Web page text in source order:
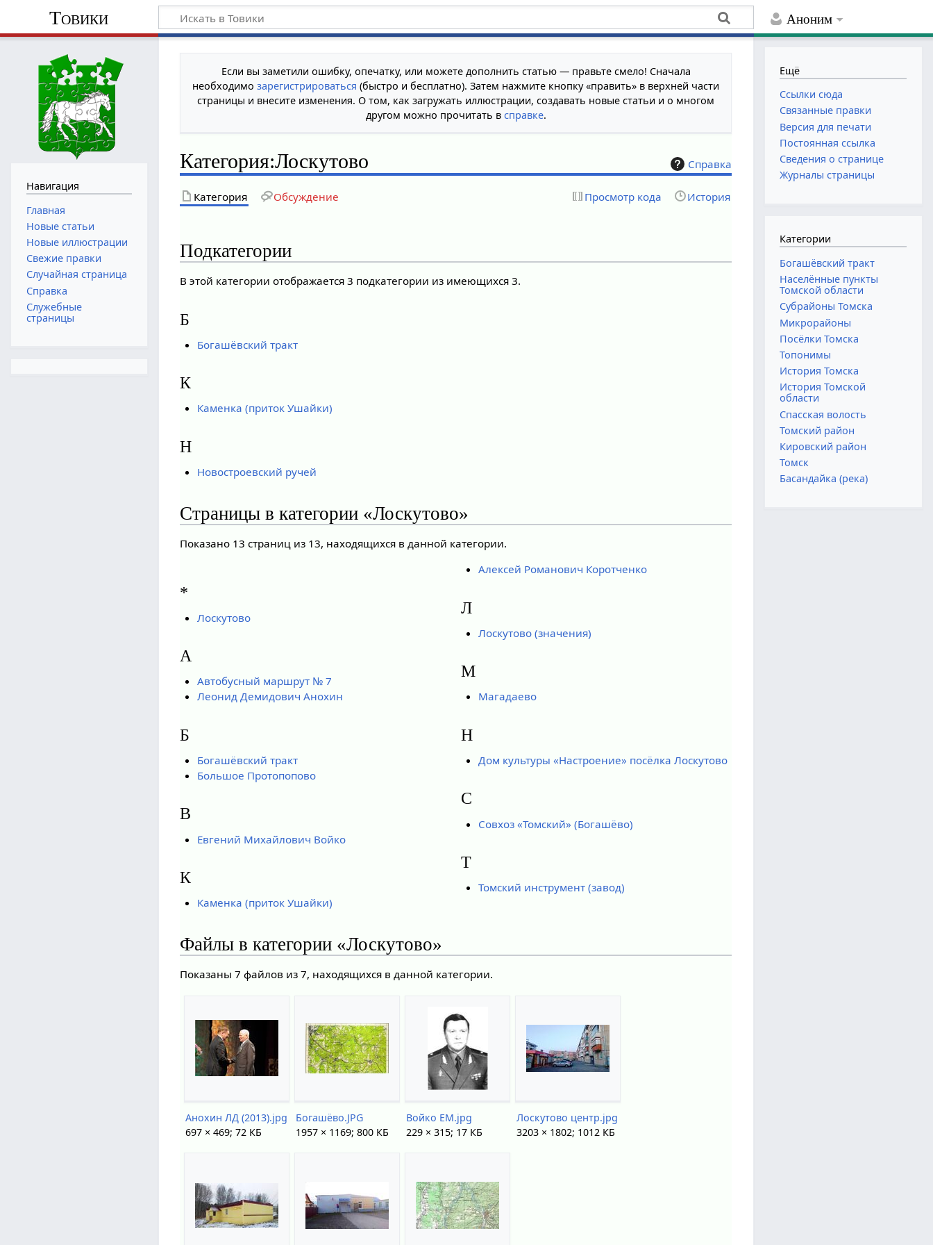
Аноним
Товики
Если вы заметили ошибку, опечатку, или можете дополнить статью — правьте смело! Сначала
необходимозарегистрироваться (быстро и бесплатно). Затем нажмите кнопку «править» в верхней части
страницы и внесите изменения. О том, как загружать иллюстрации, создавать новые статьи и о многом
другом можно прочитать в справке.
Справка
Категория:Лоскутово
Категория Обсуждение Просмотр кода История
Подкатегории
В этой категории отображается 3 подкатегории из имеющихся 3.
Б
Богашёвский тракт
К
Каменка (приток Ушайки)
Н
Новостроевский ручей
Страницы в категории «Лоскутово»
Показано 13 страниц из 13, находящихся в данной категории.
*
Лоскутово
А
Автобусный маршрут № 7
Леонид Демидович Анохин
Б
Богашёвский тракт
Большое Протопопово
В
Евгений Михайлович Войко
К
Каменка (приток Ушайки)
Алексей Романович Коротченко
Л
Лоскутово (значения)
М
Магадаево
Н
Дом культуры «Настроение» посёлка Лоскутово
С
Совхоз «Томский» (Богашёво)
Т
Томский инструмент (завод)
Файлы в категории «Лоскутово»
Показаны 7 файлов из 7, находящихся в данной категории.
Анохин ЛД (2013).jpg
697 × 469; 72 КБ
Богашёво.JPG
1957 × 1169; 800 КБ
Войко ЕМ.jpg
229 × 315; 17 КБ
Лоскутово центр.jpg
3203 × 1802; 1012 КБ
Навигация
Главная
Новые статьи
Новые иллюстрации
Свежие правки
Случайная страница
Справка
Служебные
страницы
Ещё
Ссылки сюда
Связанные правки
Версия для печати
Постоянная ссылка
Сведения о странице
Журналы страницы
Категории
Богашёвский тракт
Населённые пункты
Томской области
Субрайоны Томска
Микрорайоны
Посёлки Томска
Топонимы
История Томска
История Томской
области
Спасская волость
Томский район
Кировский район
Томск
Басандайка (река)